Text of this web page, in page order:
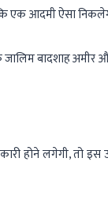
आदमी ऐसा निकलेगा
बादशाह अमीर
होने लगेगी, तो इस